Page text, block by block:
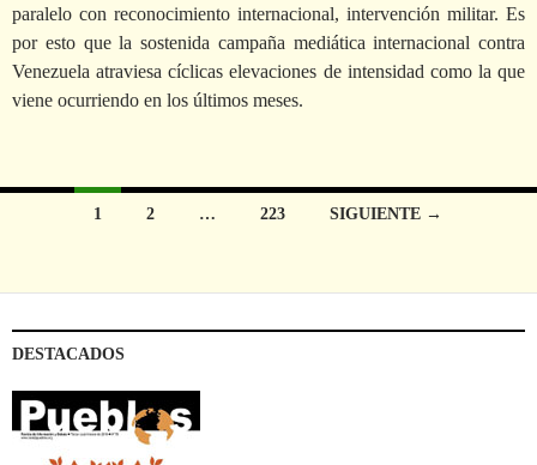
paralelo con reconocimiento internacional, intervención militar. Es
por esto que la sostenida campaña mediática internacional contra
Venezuela atraviesa cíclicas elevaciones de intensidad como la que
viene ocurriendo en los últimos meses.
a
las
entradas
1 2 … 223 SIGUIENTE →
DESTACADOS